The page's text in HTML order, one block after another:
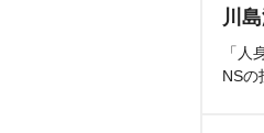
川
「
NSの